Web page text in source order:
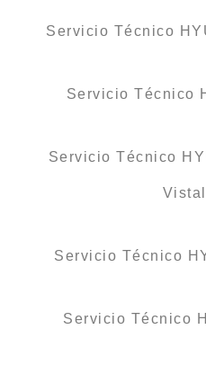
Servicio Técnico
Servicio Técnico
Servicio Técnico
Servicio Técnico
Servicio Técnico